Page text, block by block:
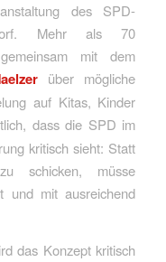
des SPD-
Mehr als 70
mit dem
über mögliche
auf Kitas, Kinder
dass die SPD im
kritisch sieht: Statt
schicken, müsse
und mit ausreichend
das Konzept kritisch